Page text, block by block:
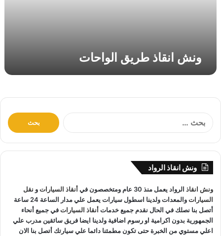
ل
ح
ت
ونش انقاذ طريق الواحات
:
ونش انقاذ الرواد
ونش انقاذ الرواد يعمل منذ 30 عام ومتخصصون في أنقاذ السياراتو نقل
السيارات
والمعدات ولدينا اسطول سيارات يعمل علي مدار الساعة 24 ساعة
أتصل بنا نصلك في الحال نقدم جميع خدماتأنقاذ السياراتفي جميع أنحاء
الجمهورية بدون اكرامية او رسوم اضافية ولدينا ايضا فريق سائقين مدرب علي
اعلي مستوي من الخبرة حتى تكون مطمئنا دائما علي سيارتك أتصل بنا الان